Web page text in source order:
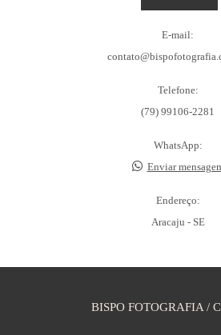
E-mail:
Telefone:
(79) 99106-2281
WhatsApp:
Enviar
Endereço:
Aracaju - SE
BISPO FOTOGRAFIA /